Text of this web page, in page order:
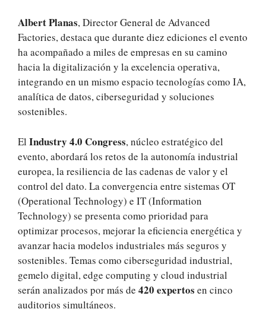
Albert Planas, Director General de Advanced
Factories, destaca que durante diez ediciones el evento
ha acompañado a miles de empresas en su camino
hacia la digitalización y la excelencia operativa,
integrando en un mismo espacio tecnologías como IA,
analítica de datos, ciberseguridad y soluciones
sostenibles.
El Industry 4.0 Congress, núcleo estratégico del
evento, abordará los retos de la autonomía industrial
europea, la resiliencia de las cadenas de valor y el
control del dato. La convergencia entre sistemas OT
(Operational Technology) e IT (Information
Technology) se presenta como prioridad para
optimizar procesos, mejorar la eficiencia energética y
avanzar hacia modelos industriales más seguros y
sostenibles. Temas como ciberseguridad industrial,
gemelo digital, edge computing y cloud industrial
serán analizados por más de 420 expertos en cinco
auditorios simultáneos.